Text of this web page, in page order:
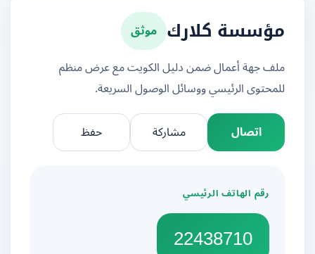
مؤسسة كلارك
موثق
ملف جهة أعمال ضمن دليل الكويت مع عرض منظم
للمحتوى الرئيسي ووسائل الوصول السريعة.
اتصال
مشاركة
رقم الهاتف الرئيسي
22438710